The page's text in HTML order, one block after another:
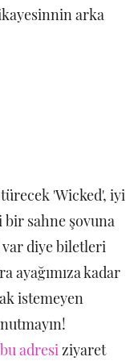
arka
'Wicked', iyi
sahne şovuna
diye biletleri
ayağımıza kadar
istemeyen
bu adresi ziyaret